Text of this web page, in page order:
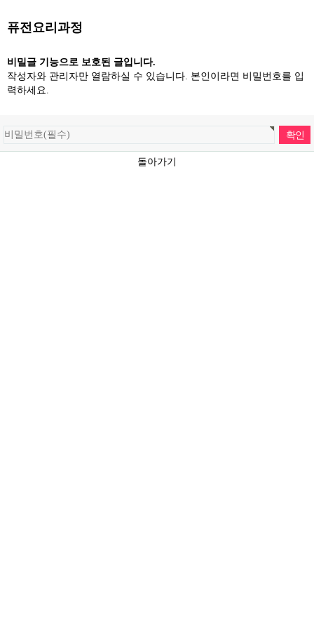
퓨전요리과정
비밀글 기능으로 보호된 글입니다.
작성자와 관리자만 열람하실 수 있습니다. 본인이라면 비밀번호를 입
력하세요.
돌아가기